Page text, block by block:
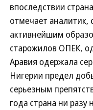
впоследствии
отмечает
активнейшим
старожилов ОПЕК,
Аравия одержала
Нигерии предел
серьезным
года страна ни